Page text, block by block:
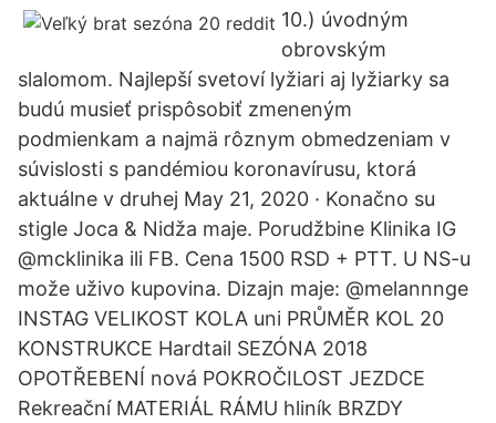
10.) úvodným
obrovským
slalomom. Najlepší svetoví lyžiari aj lyžiarky sa
budú musieť prispôsobiť zmeneným
podmienkam a najmä rôznym obmedzeniam v
súvislosti s pandémiou koronavírusu, ktorá
aktuálne v druhej May 21, 2020 · Konačno su
stigle Joca & Nidža maje. Porudžbine Klinika IG
@mcklinika ili FB. Cena 1500 RSD + PTT. U NS-u
može uživo kupovina. Dizajn maje: @melannnge
INSTAG VELIKOST KOLA uni PRŮMĚR KOL 20
KONSTRUKCE Hardtail SEZÓNA 2018
OPOTŘEBENÍ nová POKROČILOST JEZDCE
Rekreační MATERIÁL RÁMU hliník BRZDY